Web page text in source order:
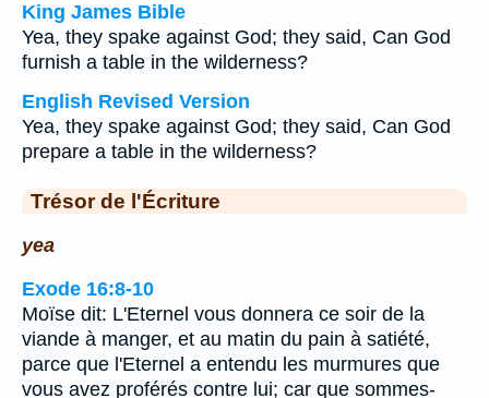
King James Bible
Yea, they spake against God; they said, Can God
furnish a table in the wilderness?
English Revised Version
Yea, they spake against God; they said, Can God
prepare a table in the wilderness?
Trésor de l'Écriture
yea
Exode 16:8-10
Moïse dit: L'Eternel vous donnera ce soir de la
viande à manger, et au matin du pain à satiété,
parce que l'Eternel a entendu les murmures que
vous avez proférés contre lui; car que sommes-